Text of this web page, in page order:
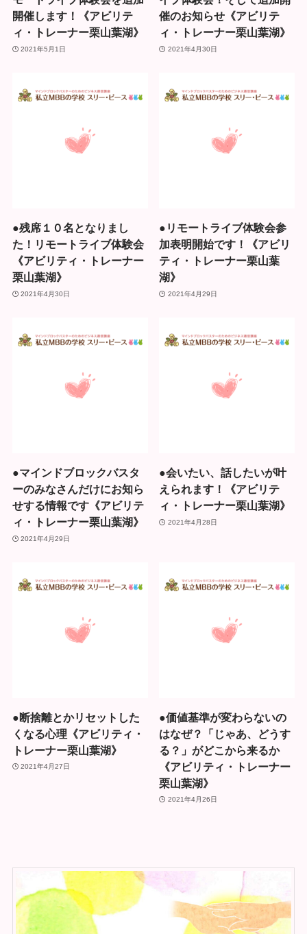
開催します！《アビリテ
ィ・トレーナー栗山葉湖》
2021年5月1日
催のお知らせ《アビリテ
ィ・トレーナー栗山葉湖》
2021年4月30日
●残席１０名となりまし
た！リモートライブ体験会
《アビリティ・トレーナー
栗山葉湖》
2021年4月30日
●リモートライブ体験会参
加表明開始です！《アビリ
ティ・トレーナー栗山葉
湖》
2021年4月29日
●マインドブロックバスタ
ーのみなさんだけにお知ら
せする情報です《アビリテ
ィ・トレーナー栗山葉湖》
2021年4月29日
●会いたい、話したいが叶
えられます！《アビリテ
ィ・トレーナー栗山葉湖》
2021年4月28日
●断捨離とかリセットした
くなる心理《アビリティ・
トレーナー栗山葉湖》
2021年4月27日
●価値基準が変わらないの
はなぜ？「じゃあ、どうす
る？」がどこから来るか
《アビリティ・トレーナー
栗山葉湖》
2021年4月26日